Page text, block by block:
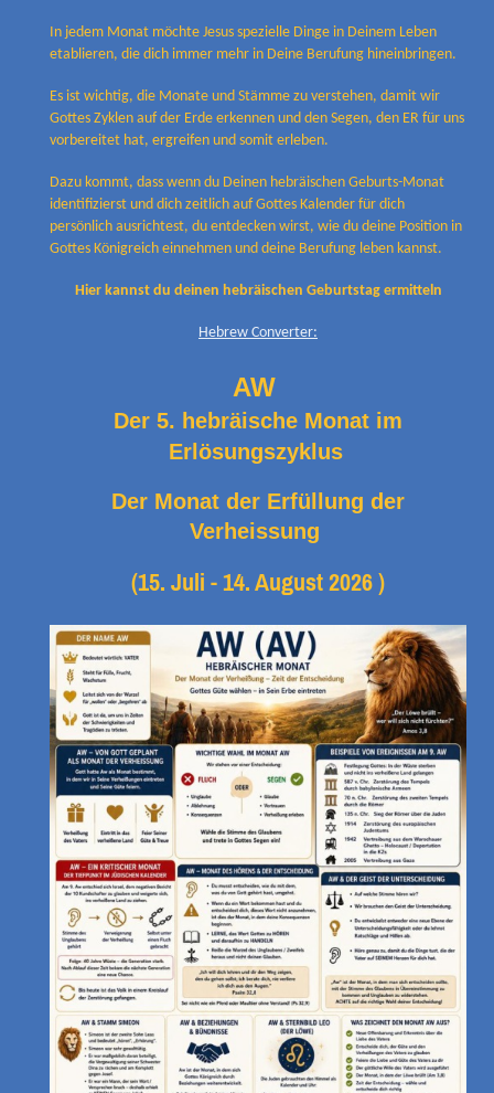
In jedem Monat möchte Jesus spezielle Dinge in Deinem Leben
etablieren, die dich immer mehr in Deine Berufung hineinbringen.
Es ist wichtig, die Monate und Stämme zu verstehen, damit wir
Gottes Zyklen auf der Erde erkennen und den Segen, den ER für uns
vorbereitet hat, ergreifen und somit erleben.
Dazu kommt, dass wenn du Deinen hebräischen Geburts-Monat
identifizierst und dich zeitlich auf Gottes Kalender für dich
persönlich ausrichtest, du entdecken wirst, wie du deine Position in
Gottes Königreich einnehmen und deine Berufung leben kannst.
Hier kannst du deinen hebräischen Geburtstag ermitteln
Hebrew Converter:
AW
Der 5. hebräische Monat im
Erlösungszyklus
Der Monat der Erfüllung der
Verheissung
(15. Juli - 14. August 2026 )